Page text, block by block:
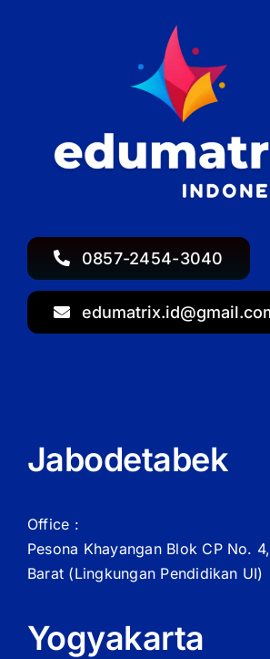
0857-2454-3040
Jabodetabek
Office :
Pesona Khayangan Blok CP No.
Barat (Lingkungan Pendidikan UI)
Yogyakarta